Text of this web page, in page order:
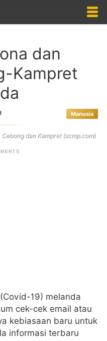
dan
Kampret
Manusia
Cebong dan Kampret (scmp.com)
19) melanda
cek-cek email atau
kebiasaan baru untuk
informasi terbaru